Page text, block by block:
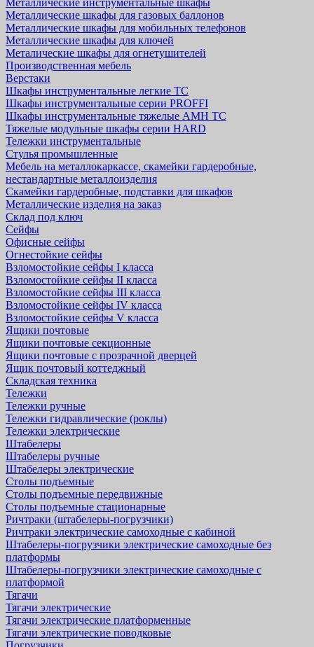
Металлические инструментальные шкафы
Металлические шкафы для газовых баллонов
Металлические шкафы для мобильных телефонов
Металлические шкафы для ключей
Металические шкафы для огнетушителей
Производственная мебель
Верстаки
Шкафы инструментальные легкие ТС
Шкафы инструментальные серии PROFFI
Шкафы инструментальные тяжелые AMH TC
Тяжелые модульные шкафы серии HARD
Тележки инструментальные
Стулья промышленные
Мебель на металлокаркассе, скамейки гардеробные,
нестандартные металлоизделия
Скамейки гардеробные, подставки для шкафов
Металлические изделия на заказ
Склад под ключ
Сейфы
Офисные сейфы
Огнестойкие сейфы
Взломостойкие сейфы I класса
Взломостойкие сейфы II класса
Взломостойкие сейфы III класса
Взломостойкие сейфы IV класса
Взломостойкие сейфы V класса
Ящики почтовые
Ящики почтовые секционные
Ящики почтовые с прозрачной дверцей
Ящик почтовый коттеджный
Складская техника
Тележки
Тележки ручные
Тележки гидравлические (роклы)
Тележки электрические
Штабелеры
Штабелеры ручные
Штабелеры электрические
Столы подъемные
Столы подъемные передвижные
Столы подъемные стационарные
Ричтраки (штабелеры-погрузчики)
Ричтраки электрические самоходные с кабиной
Штабелеры-погрузчики электрические самоходные без
платформы
Штабелеры-погрузчики электрические самоходные с
платформой
Тягачи
Тягачи электрические
Тягачи электрические платформенные
Тягачи электрические поводковые